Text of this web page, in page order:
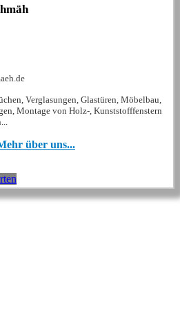
Verglasungen, Glastüren, Möbelbau,
Montage von Holz-, Kunststofffenstern
über uns...